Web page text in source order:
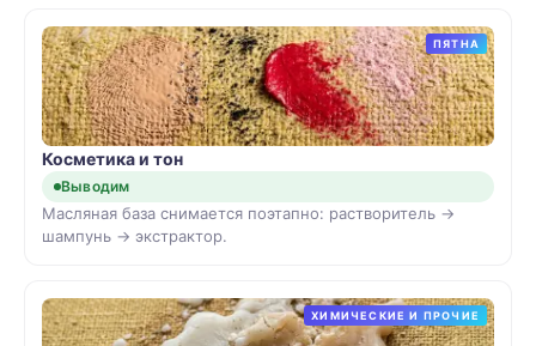
ПЯТНА
Косметика и тон
Выводим
Масляная база снимается поэтапно: растворитель →
шампунь → экстрактор.
ХИМИЧЕСКИЕ И ПРОЧИЕ